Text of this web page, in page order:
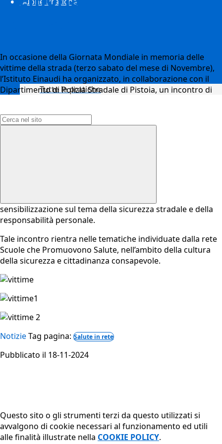
Tutte le pratiche
In occasione della Giornata Mondiale in memoria delle
vittime della strada (terzo sabato del mese di Novembre),
l’Istituto Einaudi ha organizzato, in collaborazione con il
Dipartimento di Polizia Stradale di Pistoia, un incontro di
sensibilizzazione sul tema della sicurezza stradale e della
responsabilità personale.
Tale incontro rientra nelle tematiche individuate dalla rete
Scuole che Promuovono Salute, nell’ambito della cultura
della sicurezza e cittadinanza consapevole.
NotizieTag pagina: Salute in rete
Pubblicato il 18-11-2024
Questo sito o gli strumenti terzi da questo utilizzati si
avvalgono di cookie necessari al funzionamento ed utili
alle finalità illustrate nella COOKIE POLICY.